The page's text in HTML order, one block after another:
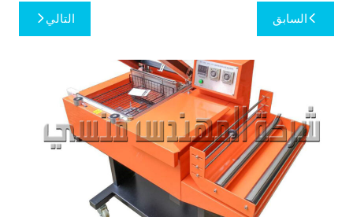
تصفّح
المقالات
السابق التالي